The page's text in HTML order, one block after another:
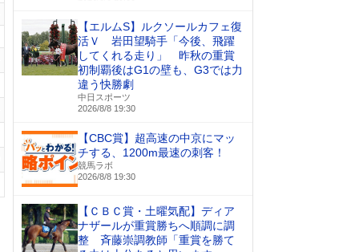
【エルムS】ルクソールカフェ復
活Ｖ 岩田望騎手「今後、飛躍
してくれる走り」 昨秋の重賞
初制覇後はG1の壁も、G3では力
違う快勝劇
中日スポーツ
2026/8/8 19:30
【CBC賞】超高速の中京にマッ
チする、1200m最速の刺客！
競馬ラボ
2026/8/8 19:30
【ＣＢＣ賞・土曜気配】ディア
ナザールが重賞勝ちへ順調に調
整 斉藤崇調教師「重賞を勝て